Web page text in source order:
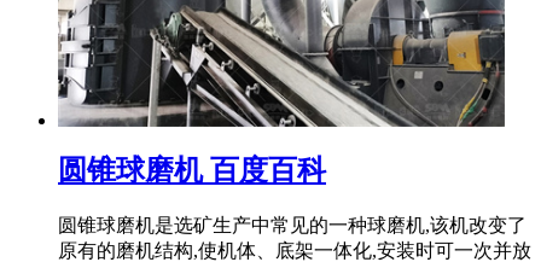
圆锥球磨机 百度百科
圆锥球磨机是选矿生产中常见的一种球磨机,该机改变了
原有的磨机结构,使机体、底架一体化,安装时可一次并放